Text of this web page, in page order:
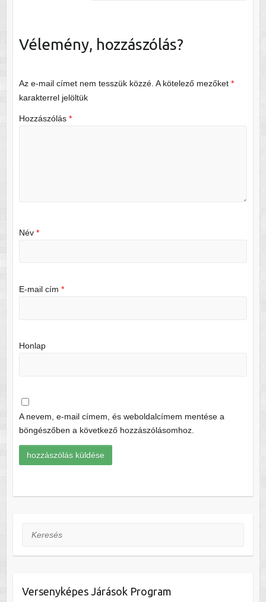
Vélemény, hozzászólás?
Az e-mail címet nem tesszük közzé. A kötelező mezőket *
karakterrel jelöltük
Hozzászólás *
Név *
E-mail cím *
Honlap
A nevem, e-mail címem, és weboldalcímem mentése a
böngészőben a következő hozzászólásomhoz.
Keresés
Versenyképes Járások Program